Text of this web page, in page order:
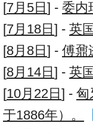
[7月5日 ] - 委内
[7月18日 ] - 英
[8月8日 ] - 傅鼐
[8月14日 ] - 英
[10月22日 ] - 匈
于1886年）。